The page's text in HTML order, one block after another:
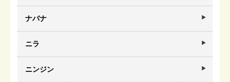
ナバナ
ニラ
ニンジン